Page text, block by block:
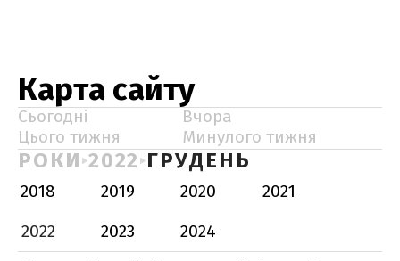
Карта сайту
Сьогодні
Вчора
Цього тижня
Минулого тижня
РОКИ 2022 ГРУДЕНЬ
2018 2019 2020
2021
2022
2023
2024